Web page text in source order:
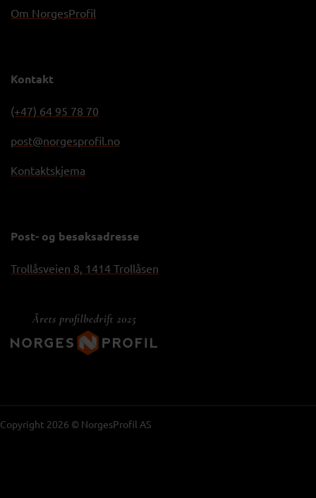
Om NorgesProfil
Kontakt
(+47) 64 95 78 70
post@norgesprofil.no
Kontaktskjema
Post- og besøksadresse
Trollåsveien 8, 1414 Trollåsen
Copyright 2026 © NorgesProfil AS